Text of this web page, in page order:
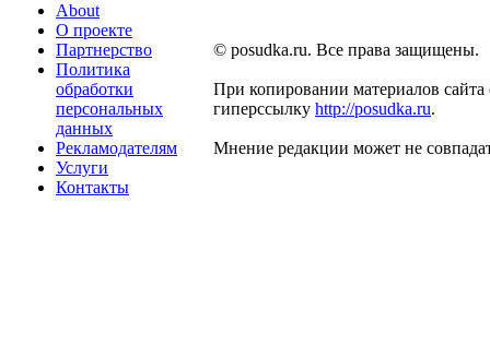
About
О проекте
Партнерство
Политика
обработки
персональных
данных
Рекламодателям
Услуги
Контакты
© posudka.ru. Все права защищены.
При копировании материалов сайта
гиперссылку http://posudka.ru.
Мнение редакции может не